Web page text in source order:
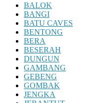
BALOK
BANGI
BATU CAVES
BENTONG
BERA
BESERAH
DUNGUN
GAMBANG
GEBENG
GOMBAK
JENGKA